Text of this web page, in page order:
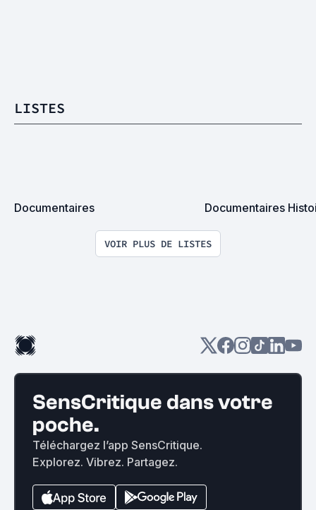
LISTES
Documentaires Documentaires
VOIR PLUS DE LISTES
SensCritique dans votre
poche.
Téléchargez l’app SensCritique.
Explorez. Vibrez. Partagez.